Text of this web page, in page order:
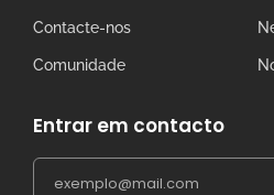
Contacte-nos
Comunidade
Entrar em contacto